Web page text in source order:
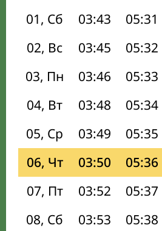
01, Сб 03:43 05:31
02, Вс
03:45 05:32
03, Пн
03:46 05:33
04, Вт
03:48 05:34
05, Ср
03:49 05:35
06, Чт
03:50 05:36
07, Пт
03:52 05:37
08, Сб
03:53 05:38